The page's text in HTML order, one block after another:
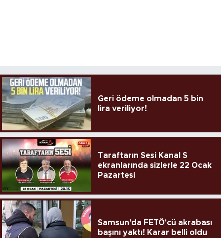
Geri ödeme olmadan 5 bin
lira veriliyor!
Taraftarın Sesi Kanal S
ekranlarında sizlerle 22 Ocak
Pazartesi
Samsun'da FETÖ'cü akrabası
başını yaktı! Karar belli oldu